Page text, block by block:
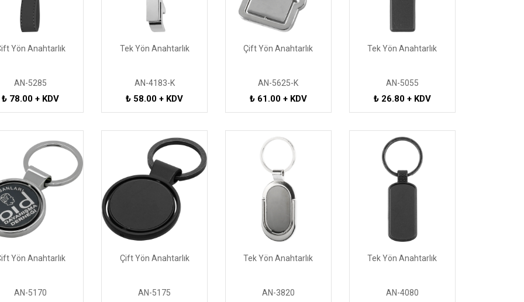
Yön Anahtarlık
AN-5285
₺ 78.00 + KDV
Tek Yön Anahtarlık
AN-4183-K
₺ 58.00 + KDV
Çift Yön Anahtarlık
AN-5625-K
₺ 61.00 + KDV
Tek Yön Anahtarlık
AN-5055
₺ 26.80 + KDV
Yön Anahtarlık
AN-5170
Çift Yön Anahtarlık
AN-5175
Tek Yön Anahtarlık
AN-3820
Tek Yön Anahtarlık
AN-4080